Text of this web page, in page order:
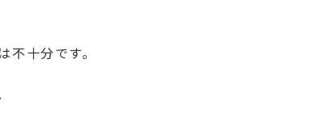
十分です。